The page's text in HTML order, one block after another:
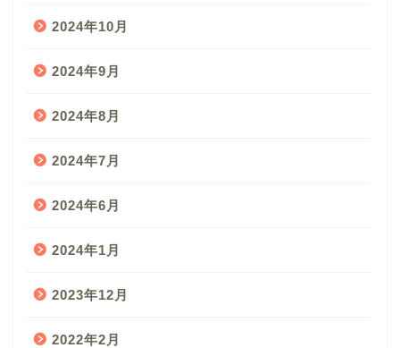
2024年10月
2024年9月
2024年8月
2024年7月
2024年6月
2024年1月
2023年12月
2022年2月